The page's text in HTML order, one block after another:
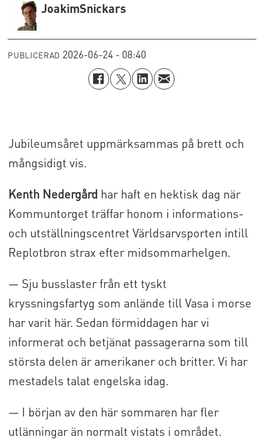
JoakimSnickars
PUBLICERAD 2026-06-24 - 08:40
Jubileumsåret uppmärksammas på brett och
mångsidigt vis.
Kenth Nedergård har haft en hektisk dag när
Kommuntorget träffar honom i informations-
och utställningscentret Världsarvsporten intill
Replotbron strax efter midsommarhelgen.
— Sju busslaster från ett tyskt
kryssningsfartyg som anlände till Vasa i morse
har varit här. Sedan förmiddagen har vi
informerat och betjänat passagerarna som till
största delen är amerikaner och britter. Vi har
mestadels talat engelska idag.
— I början av den här sommaren har fler
utlänningar än normalt vistats i området.